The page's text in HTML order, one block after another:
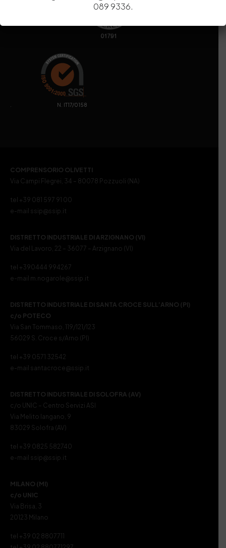
. N. IT17/0158
COMPRENSORIO OLIVETTI
Via Campi Flegrei, 34 – 80078 Pozzuoli (NA)
tel +39 081 597 91 00
e-mail ssip@ssip.it
DISTRETTO INDUSTRIALE DI ARZIGNANO (VI)
Via del Lavoro, 22 – 36077 – Arzignano (VI)
tel +390444 994267
e-mail m.nogarole@ssip.it
DISTRETTO INDUSTRIALE DI SANTA CROCE SULL’ARNO (PI)
c/o POTECO
Via San Tommaso, 119/121/123
56029 S. Croce s/Arno (PI)
tel +39 0571 32542
e-mail santacroce@ssip.it
DISTRETTO INDUSTRIALE DI SOLOFRA (AV)
c/o UNIC – Centro Servizi ASI
Via Melito Iangano, 9
83029 Solofra (AV)
tel +39 0825 582740
e-mail ssip@ssip.it
MILANO (MI)
c/o UNIC
Via Brisa, 3
20123 Milano
tel +39 02 8807711
089 9336.